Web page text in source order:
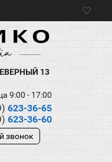
13
9:00 - 17:00
623-36-65
623-36-60
звонок